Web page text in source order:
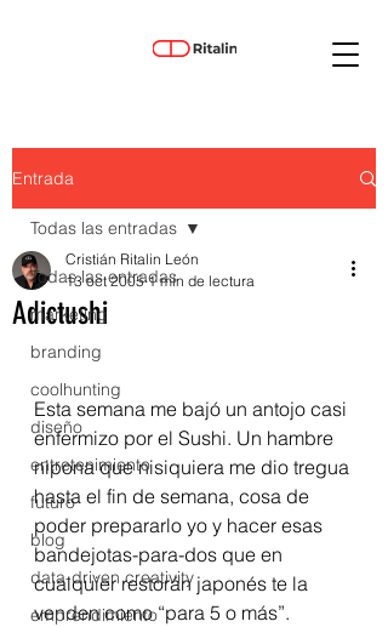
Entrada
Todas las entradas
marketing
branding
coolhunting
diseño
entretenimiento
futuro
blog
data-driven creativity
emprendimiento
Todas las entradas
Adictushi
Cristián Ritalin León
13 oct 2005 1 min de lectura
Esta semana me bajó un antojo casi
enfermizo por el Sushi. Un hambre
nipona que nisiquiera me dio tregua
hasta el fin de semana, cosa de
poder prepararlo yo y hacer esas
bandejotas-para-dos que en
cualquier restorán japonés te la
venden como “para 5 o más”.